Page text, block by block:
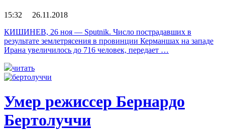
15:32 26.11.2018
КИШИНЕВ, 26 ноя — Sputnik. Число пострадавших в
результате землетрясения в провинции Керманшах на западе
Ирана увеличилось до 716 человек, передает …
читать
Умер режиссер Бернардо
Бертолуччи